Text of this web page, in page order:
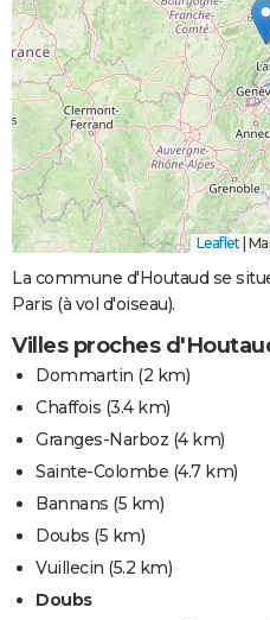
Leaflet|
La commune d'Houtaud se
Paris (à vol d'oiseau).
Villes proches
Dommartin (2 km)
Chaffois (3.4 km)
Granges-Narboz (4 km)
Sainte-Colombe (4.7 km)
Bannans (5 km)
Doubs (5 km)
Vuillecin (5.2 km)
Doubs